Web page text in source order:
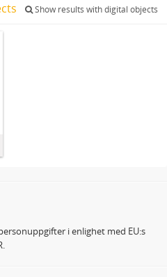
Show results with digital objects
i enlighet med EU:s